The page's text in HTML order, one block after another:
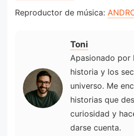
Reproductor de música:
Toni
Apasionado por
historia y los
universo. Me
historias que
curiosidad y
darse cuenta.